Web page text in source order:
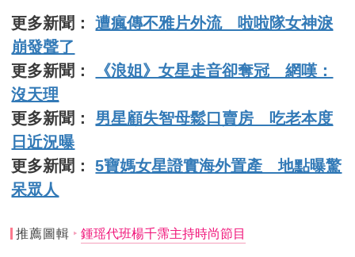
更多新聞：遭瘋傳不雅片外流 啦啦隊女神淚
崩發聲了
更多新聞：
《浪姐》女星走音卻奪冠 網嘆：
沒天理
更多新聞： 男星顧失智母鬆口賣房 吃老本度
日近況曝
更多新聞：5寶媽女星證實海外置產 地點曝驚
呆眾人
推薦圖輯 鍾瑶代班楊千霈主持時尚節目